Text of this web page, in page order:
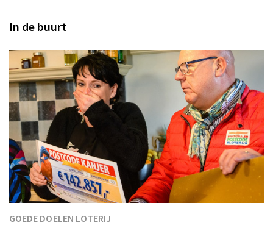
In de buurt
GOEDE DOELEN LOTERIJ